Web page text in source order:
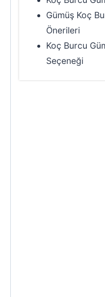
Gümüş Koç
Önerileri
Koç Burcu
Seçeneği